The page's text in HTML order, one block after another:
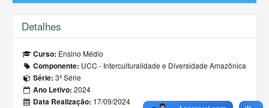
Detalhes
Curso: Ensino Médio
Componente: UCC - Interculturalidade e Diversidade Amazônica
Série: 3ª Série
Ano Letivo: 2024
Data Realização: 17/09/2024